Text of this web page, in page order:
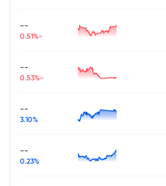
--
-0.51%
--
-0.53%
--
3.10%
--
0.23%